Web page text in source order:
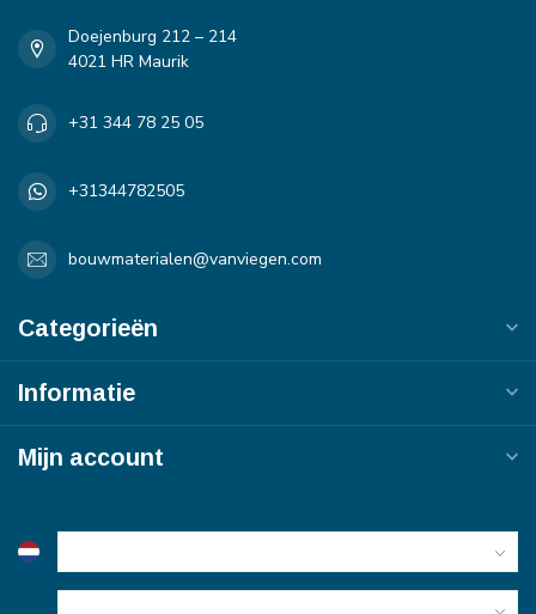
Doejenburg 212 – 214
4021 HR Maurik
+31 344 78 25 05
+31344782505
bouwmaterialen@vanviegen.com
Categorieën
Informatie
Mijn account